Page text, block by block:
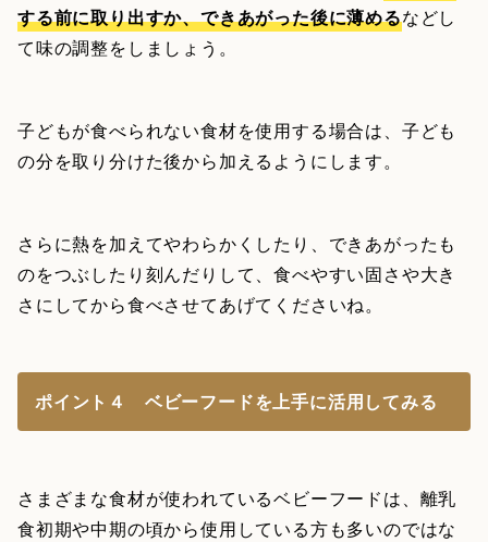
する前に取り出すか、できあがった後に薄めるなどし
て味の調整をしましょう。
子どもが食べられない食材を使用する場合は、子ども
の分を取り分けた後から加えるようにします。
さらに熱を加えてやわらかくしたり、できあがったも
のをつぶしたり刻んだりして、食べやすい固さや大き
さにしてから食べさせてあげてくださいね。
ポイント４ ベビーフードを上手に活用してみる
さまざまな食材が使われているベビーフードは、離乳
食初期や中期の頃から使用している方も多いのではな